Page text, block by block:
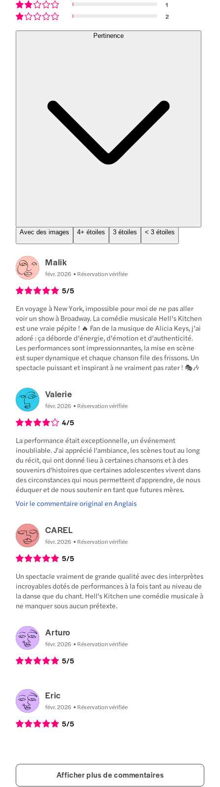
1
2
Pertinence
Avec des images 4+ étoiles 3 étoiles < 3 étoiles
Malik
févr. 2026 Réservation vérifiée
5/5
En voyage à New York, impossible pour moi de ne pas aller
voir un show à Broadway. La comédie musicale Hell’s Kitchen
est une vraie pépite ! 🔥 Fan de la musique de Alicia Keys, j’ai
adoré : ça déborde d’énergie, d’émotion et d’authenticité.
Les performances sont impressionnantes, la mise en scène
est super dynamique et chaque chanson file des frissons. Un
spectacle puissant et inspirant à ne vraiment pas rater ! 🎭🎶
Valerie
févr. 2026 Réservation vérifiée
4/5
La performance était exceptionnelle, un événement
inoubliable. J'ai apprécié l'ambiance, les scènes tout au long
du récit, qui ont donné lieu à certaines chansons et à des
souvenirs d'histoires que certaines adolescentes vivent dans
des circonstances qui nous permettent d'apprendre, de nous
éduquer et de nous soutenir en tant que futures mères.
Voir le commentaire original en Anglais
CAREL
févr. 2026 Réservation vérifiée
5/5
Un spectacle vraiment de grande qualité avec des interprètes
incroyables dotés de performances à la fois tant au niveau de
la danse que du chant. Hell's Kitchen une comédie musicale à
ne manquer sous aucun prétexte.
Arturo
févr. 2026 Réservation vérifiée
5/5
Eric
févr. 2026 Réservation vérifiée
5/5
Afficher plus de commentaires